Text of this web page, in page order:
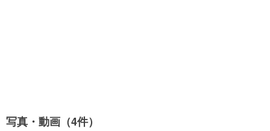
写真・動画（4件）